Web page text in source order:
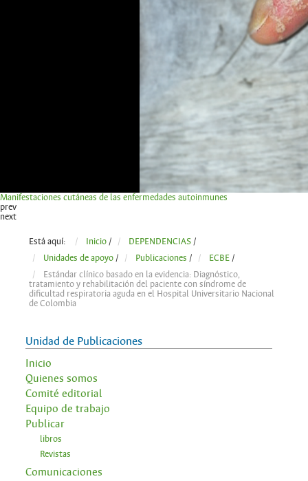
Manifestaciones cutáneas de las enfermedades autoinmunes
prev
next
Está aquí: Inicio/ DEPENDENCIAS/
Unidades de apoyo/ Publicaciones / ECBE/
Estándar clínico basado en la evidencia: Diagnóstico,
tratamiento y rehabilitación del paciente con síndrome de
dificultad respiratoria aguda en el Hospital Universitario Nacional
de Colombia
Unidad de Publicaciones
Inicio
Quienes somos
Comité editorial
Equipo de trabajo
Publicar
libros
Revistas
Comunicaciones